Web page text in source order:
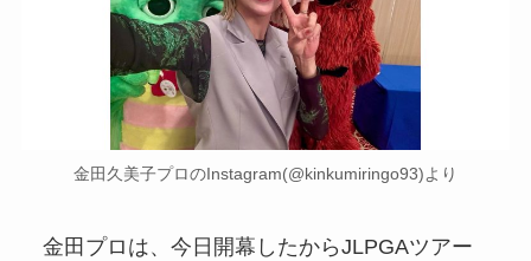
金田久美子プロのInstagram(@kinkumiringo93)より
金田プロは、今日開幕したからJLPGAツアー